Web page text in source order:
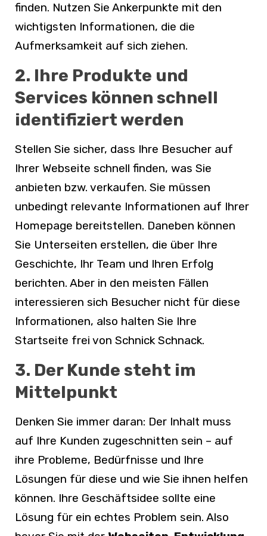
finden. Nutzen Sie Ankerpunkte mit den
wichtigsten Informationen, die die
Aufmerksamkeit auf sich ziehen.
2. Ihre Produkte und
Services können schnell
identifiziert werden
Stellen Sie sicher, dass Ihre Besucher auf
Ihrer Webseite schnell finden, was Sie
anbieten bzw. verkaufen. Sie müssen
unbedingt relevante Informationen auf Ihrer
Homepage bereitstellen. Daneben können
Sie Unterseiten erstellen, die über Ihre
Geschichte, Ihr Team und Ihren Erfolg
berichten. Aber in den meisten Fällen
interessieren sich Besucher nicht für diese
Informationen, also halten Sie Ihre
Startseite frei von Schnick Schnack.
3. Der Kunde steht im
Mittelpunkt
Denken Sie immer daran: Der Inhalt muss
auf Ihre Kunden zugeschnitten sein – auf
ihre Probleme, Bedürfnisse und Ihre
Lösungen für diese und wie Sie ihnen helfen
können. Ihre Geschäftsidee sollte eine
Lösung für ein echtes Problem sein. Also